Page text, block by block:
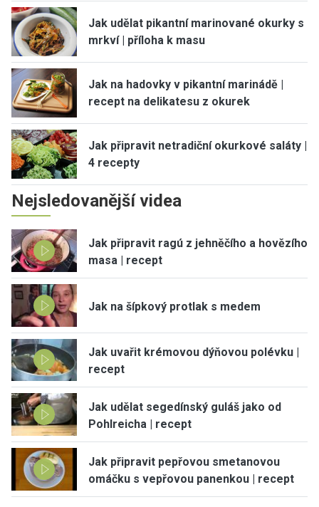
Jak udělat pikantní marinované okurky s
mrkví | příloha k masu
Jak na hadovky v pikantní marinádě |
recept na delikatesu z okurek
Jak připravit netradiční okurkové saláty |
4 recepty
Nejsledovanější videa
Jak připravit ragú z jehněčího a hovězího
masa | recept
Jak na šípkový protlak s medem
Jak uvařit krémovou dýňovou polévku |
recept
Jak udělat segedínský guláš jako od
Pohlreicha | recept
Jak připravit pepřovou smetanovou
omáčku s vepřovou panenkou | recept